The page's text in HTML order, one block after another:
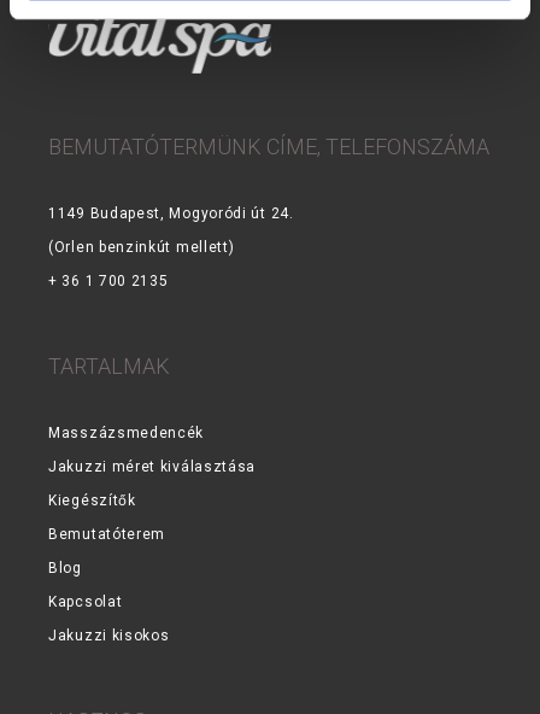
BEMUTATÓTERMÜNK CÍME, TELEFONSZÁMA
1149 Budapest, Mogyoródi út 24.
(Orlen benzinkút mellett)
+ 36 1 700 2135
TARTALMAK
Masszázsmedencék
Jakuzzi méret kiválasztása
Kiegészítők
Bemutatóterem
Blog
Kapcsolat
Jakuzzi kisokos